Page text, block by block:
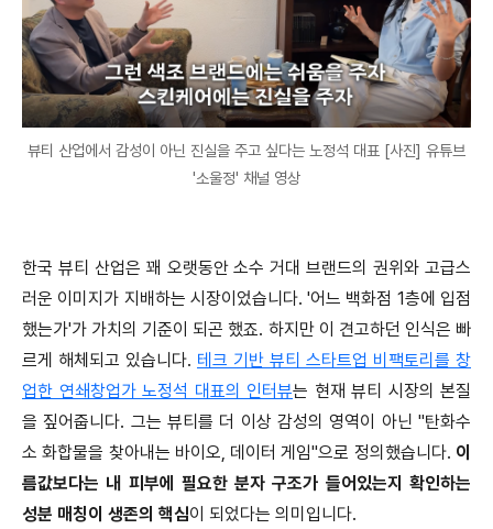
뷰티 산업에서 감성이 아닌 진실을 주고 싶다는 노정석 대표 [사진] 유튜브
'소울정' 채널 영상
한국 뷰티 산업은 꽤 오랫동안 소수 거대 브랜드의 권위와 고급스
러운 이미지가 지배하는 시장이었습니다. '어느 백화점 1층에 입점
했는가'가 가치의 기준이 되곤 했죠. 하지만 이 견고하던 인식은 빠
르게 해체되고 있습니다. 테크 기반 뷰티 스타트업 비팩토리를 창
업한 연쇄창업가 노정석 대표의 인터뷰는 현재 뷰티 시장의 본질
을 짚어줍니다. 그는 뷰티를 더 이상 감성의 영역이 아닌 "탄화수
소 화합물을 찾아내는 바이오, 데이터 게임"으로 정의했습니다. 이
름값보다는 내 피부에 필요한 분자 구조가 들어있는지 확인하는
성분 매칭이 생존의 핵심이 되었다는 의미입니다.